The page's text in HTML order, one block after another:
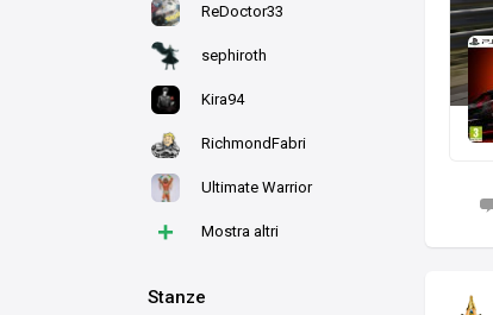
ReDoctor33
sephiroth
Kira94
RichmondFabri
Ultimate Warrior
+ Mostra altri
Stanze